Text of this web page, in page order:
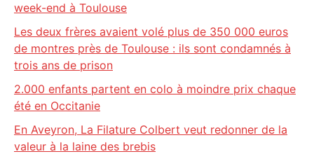
week-end à Toulouse
Les deux frères avaient volé plus de 350 000 euros
de montres près de Toulouse : ils sont condamnés à
trois ans de prison
2.000 enfants partent en colo à moindre prix chaque
été en Occitanie
En Aveyron, La Filature Colbert veut redonner de la
valeur à la laine des brebis